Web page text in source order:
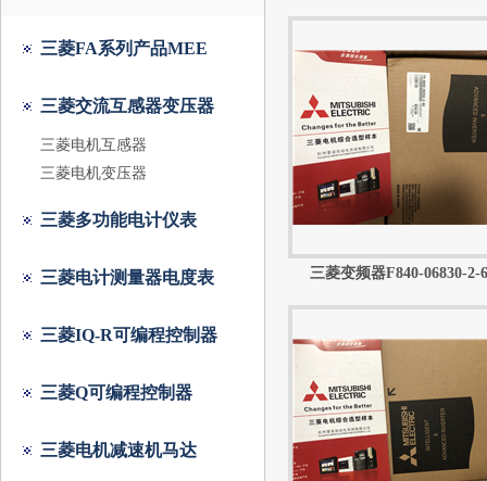
三菱FA系列产品MEE
三菱交流互感器变压器
三菱电机互感器
三菱电机变压器
三菱多功能电计仪表
三菱电计测量器电度表
三菱IQ-R可编程控制器
三菱Q可编程控制器
三菱电机减速机马达
三菱变频器F840-06830-2-